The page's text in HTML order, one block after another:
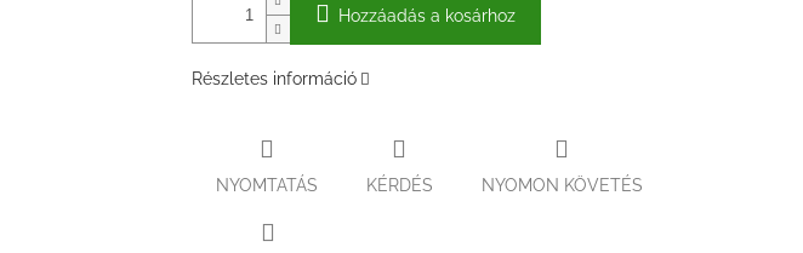
Hozzáadás a kosárhoz
Részletes információ
NYOMTATÁS KÉRDÉS NYOMON KÖVETÉS